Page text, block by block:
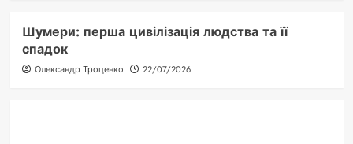
Шумери: перша цивілізація людства та її
спадок
Олександр Троценко 22/07/2026